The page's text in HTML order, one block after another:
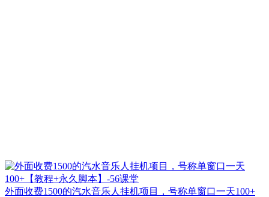
外面收费1500的汽水音乐人挂机项目，号称单窗口一天100+